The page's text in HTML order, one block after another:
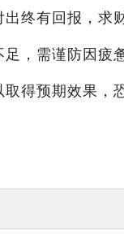
终有回报，求
，需谨防因疲
得预期效果，